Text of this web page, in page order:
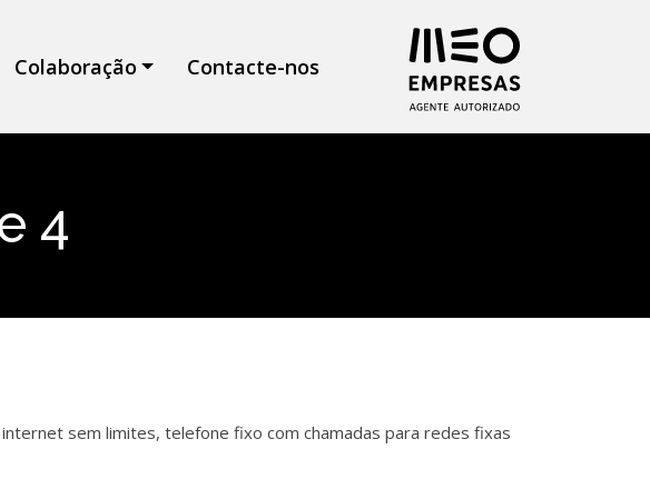
Colaboração Contacte-nos
4
sem limites, telefone fixo com chamadas para redes fixas